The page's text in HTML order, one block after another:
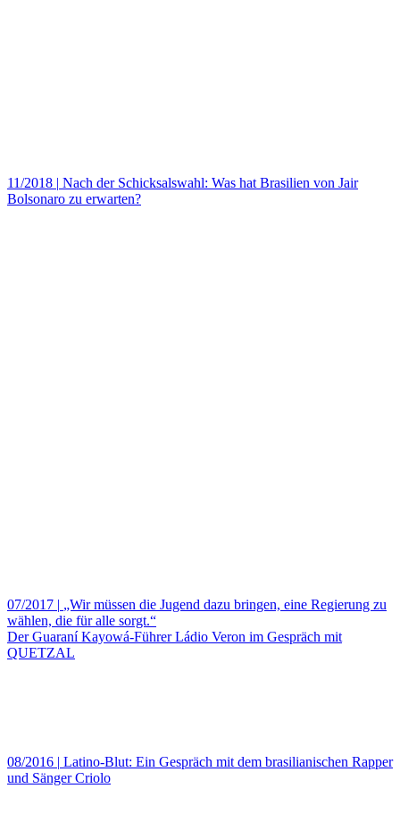
11/2018 | Nach der Schicksalswahl: Was hat Brasilien von Jair
Bolsonaro zu erwarten?
07/2017 | „Wir müssen die Jugend dazu bringen, eine Regierung zu
wählen, die für alle sorgt.“
Der Guaraní Kayowá-Führer Ládio Veron im Gespräch mit
QUETZAL
08/2016 | Latino-Blut: Ein Gespräch mit dem brasilianischen Rapper
und Sänger Criolo